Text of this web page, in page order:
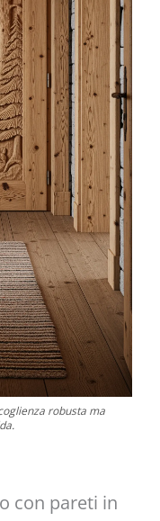
robusta ma
con pareti in